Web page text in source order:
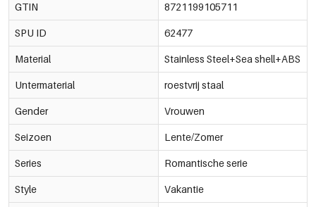
GTIN 8721199105711
SPU ID 62477
Material Stainless Steel+Sea shell+ABS
Untermaterial roestvrij staal
Gender Vrouwen
Seizoen Lente/Zomer
Series Romantische serie
Style Vakantie